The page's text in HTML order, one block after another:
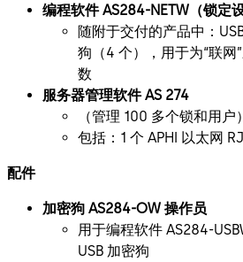
编程软件 AS284-NETW（锁定设
随附于交付的产品中：
狗（4 个），用于为“联网
数
服务器管理软件 AS 274
（管理 100 多个锁和用户）
包括：1 个 APHI 以太网
配件
加密狗 AS284-OW 操作员
用于编程软件 AS284-
USB 加密狗